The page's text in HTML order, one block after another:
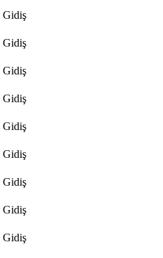
Gidiş
Gidiş
Gidiş
Gidiş
Gidiş
Gidiş
Gidiş
Gidiş
Gidiş